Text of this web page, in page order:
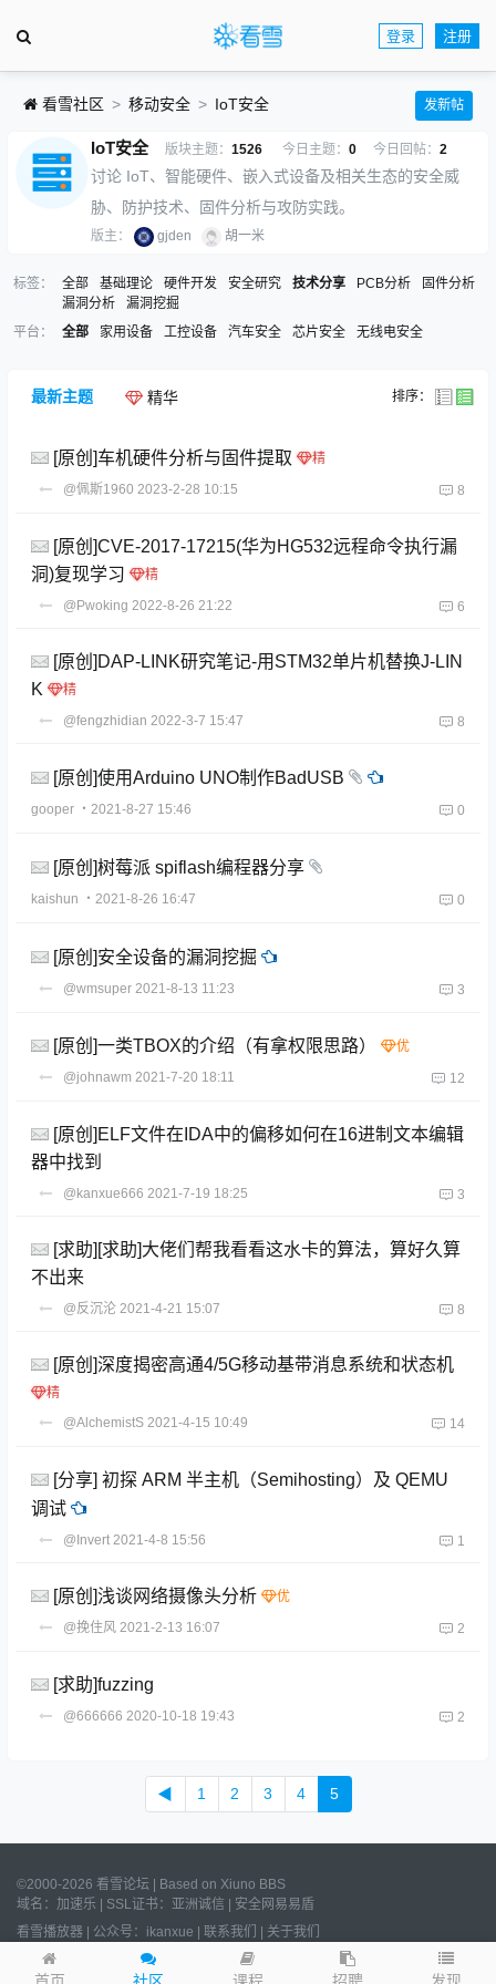
登录 注册
发现
看雪社区 移动安全 IoT安全 发新帖
IoT安全 版块主题： 1526 今日主题： 0 今日回帖： 2
讨论 IoT、智能硬件、嵌入式设备及相关生态的安全威
胁、防护技术、固件分析与攻防实践。
版主： gjden 胡一米
标签： 全部 基础理论 硬件开发 安全研究 技术分享 PCB分析
固件分析
漏洞分析
漏洞挖掘
平台：
全部 家用设备 工控设备 汽车安全 芯片安全 无线电安全
最新主题 精华 排序：
[原创]车机硬件分析与固件提取
@佩斯1960 2023-2-28 10:15 8
[原创]CVE-2017-17215(华为HG532远程命令执行漏
洞)复现学习
@Pwoking 2022-8-26 21:22 6
[原创]DAP-LINK研究笔记-用STM32单片机替换J-LIN
K
@fengzhidian 2022-3-7 15:47 8
[原创]使用Arduino UNO制作BadUSB
gooper ・2021-8-27 15:46 0
[原创]树莓派 spiflash编程器分享
kaishun ・2021-8-26 16:47 0
[原创]安全设备的漏洞挖掘
@wmsuper 2021-8-13 11:23 3
[原创]一类TBOX的介绍（有拿权限思路）
@johnawm 2021-7-20 18:11 12
[原创]ELF文件在IDA中的偏移如何在16进制文本编辑
器中找到
@kanxue666 2021-7-19 18:25 3
[求助][求助]大佬们帮我看看这水卡的算法，算好久算
不出来
@反沉沦 2021-4-21 15:07 8
[原创]深度揭密高通4/5G移动基带消息系统和状态机
@AlchemistS 2021-4-15 10:49 14
[分享] 初探 ARM 半主机（Semihosting）及 QEMU
调试
@Invert 2021-4-8 15:56 1
[原创]浅谈网络摄像头分析
@挽住风 2021-2-13 16:07 2
[求助]fuzzing
@666666 2020-10-18 19:43 2
◀ 1 2 3 4 5
©2000-2026 看雪论坛 | Based on Xiuno BBS
域名： 加速乐 | SSL证书： 亚洲诚信 | 安全网易易盾
看雪播放器 | 公众号：ikanxue | 联系我们 | 关于我们
Processed:
s, SQL: 沪ICP备2022023406号 /沪公网安备
31011502006611号